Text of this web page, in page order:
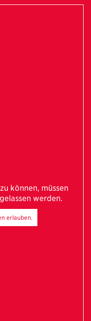
können, müssen
werden.
erlauben.